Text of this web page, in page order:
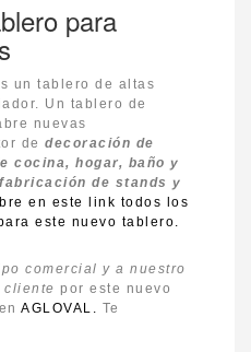
para
un tablero de altas
Un tablero de
nuevas
de decoración de
cocina, hogar, baño y
fabricación de stands y
en este link todos los
este nuevo tablero.
comercial y a nuestro
cliente por este nuevo
AGLOVAL. Te